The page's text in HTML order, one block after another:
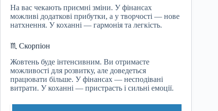
На вас чекають приємні зміни. У фінансах
можливі додаткові прибутки, а у творчості — нове
натхнення. У коханні — гармонія та легкість.
♏ Скорпіон
Жовтень буде інтенсивним. Ви отримаєте
можливості для розвитку, але доведеться
працювати більше. У фінансах — несподівані
витрати. У коханні — пристрасть і сильні емоції.